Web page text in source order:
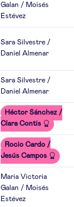
Galan / Moisés
Estévez
Sara Silvestre /
Daniel Almenar
Sara Silvestre /
Daniel Almenar
Héctor Sánchez /
Clara Contis
Rocio Cardo /
Jesús Campos
Maria Victoria
Galan / Moisés
Estévez